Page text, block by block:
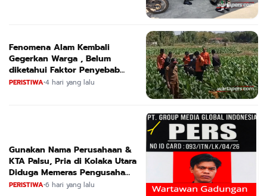
Fenomena Alam Kembali
Gegerkan Warga , Belum
diketahui Faktor Penyebab
Suara
PERISTIWA•4 hari yang lalu
Gunakan Nama Perusahaan &
KTA Palsu, Pria di Kolaka Utara
Diduga Memeras Pengusaha
Tambang dan Minyak
PERISTIWA•6 hari yang lalu